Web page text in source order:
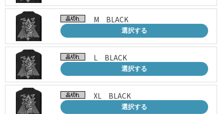
M BLACK
選択する
L BLACK
選択する
XL BLACK
選択する